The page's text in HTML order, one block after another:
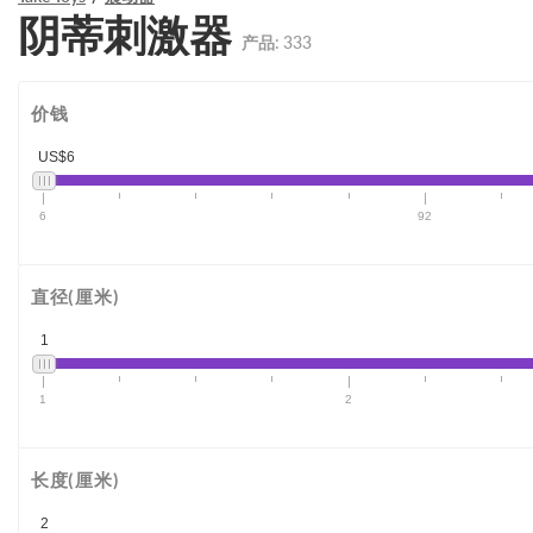
阴蒂刺激器 产品: 333
价钱
US$6
6 92
直径(厘米)
1
1 2
长度(厘米)
2